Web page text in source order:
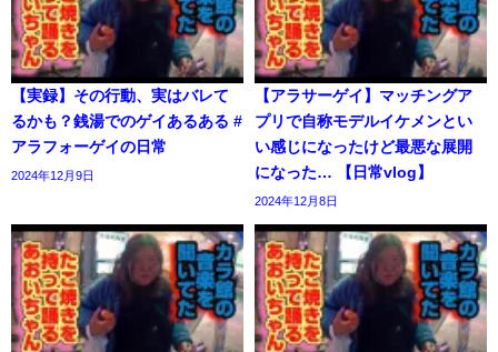
【実録】その行動、実はバレて
るかも？銭湯でのゲイあるある #
アラフォーゲイの日常
2024年12月9日
【アラサーゲイ】マッチングア
プリで自称モデルイケメンとい
い感じになったけど最悪な展開
になった… 【日常vlog】
2024年12月8日